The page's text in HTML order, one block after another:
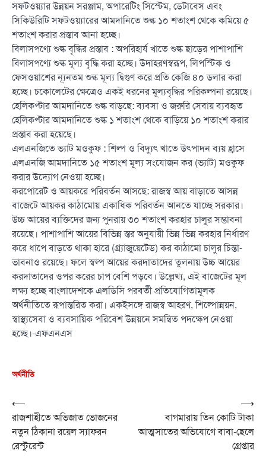
সফটওয়্যার উন্নয়ন সরঞ্জাম, অপারেটিং সিস্টেম, ডেটাবেস এবং
সিকিউরিটি সফটওয়্যারের আমদানিতে শুল্ক ১০ শতাংশ থেকে কমিয়ে ৫
শতাংশ করার প্রস্তাব আনা হচ্ছে।
বিলাসপণ্যে শুল্ক বৃদ্ধির প্রস্তাব : অপরিহার্য খাতে শুল্ক ছাড়ের পাশাপাশি
বিলাসপণ্যে শুল্ক মূল্য বৃদ্ধি করা হচ্ছে। উদাহরণস্বরূপ, লিপস্টিক ও
ফেসওয়াশের ন্যূনতম শুল্ক মূল্য দ্বিগুণ করে প্রতি কেজি ৪০ ডলার করা
হচ্ছে। চকোলেটের ক্ষেত্রেও একই ধরনের মূল্যবৃদ্ধির পরিকল্পনা রয়েছে।
হেলিকপ্টার আমদানিতে শুল্ক বাড়ছে: ব্যবসা ও জরুরি সেবায় ব্যবহৃত
হেলিকপ্টার আমদানিতে শুল্ক ১ শতাংশ থেকে বাড়িয়ে ১০ শতাংশ করার
প্রস্তাব করা হয়েছে।
এলএনজিতে ভ্যাট মওকুফ : শিল্প ও বিদ্যুৎ খাতে উৎপাদন ব্যয় হ্রাসে
এলএনজি আমদানিতে ১৫ শতাংশ মূল্য সংযোজন কর (ভ্যাট) মওকুফ
করার উদ্যোগ নেওয়া হচ্ছে।
করপোরেট ও আয়করে পরিবর্তন আসছে: রাজস্ব আয় বাড়াতে আসন্ন
বাজেটে আয়কর কাঠামোয় একাধিক পরিবর্তন আনতে যাচ্ছে সরকার।
উচ্চ আয়ের ব্যক্তিদের জন্য পুনরায় ৩০ শতাংশ করহার চালুর সম্ভাবনা
রয়েছে। পাশাপাশি আয়ের বিভিন্ন স্তর অনুযায়ী ভিন্ন ভিন্ন করহার নির্ধারণ
করে ধাপে বাড়তে থাকা হারে (গ্র্যাজুয়েটেড) কর কাঠামো চালুর চিন্তা-
ভাবনাও রয়েছে। ফলে স্বল্প আয়ের করদাতাদের তুলনায় উচ্চ আয়ের
করদাতাদের ওপর করের চাপ বেশি পড়বে। উল্লেখ্য, এই বাজেটের মূল
লক্ষ্য হচ্ছে বাংলাদেশকে এলডিসি পরবর্তী প্রতিযোগিতামূলক
অর্থনীতিতে রূপান্তরিত করা। একইসঙ্গে রাজস্ব আহরণ, শিল্পোন্নয়ন,
স্বাস্থ্যসেবা ও ব্যবসায়িক পরিবেশ উন্নয়নে সমন্বিত পদক্ষেপ নেওয়া
হচ্ছে।-এফএনএস
অর্থনীতি
Post
navigation
⟵
রাজশাহীতে অভিজাত ভোজনের
নতুন ঠিকানা রয়েল স্যাফরন
রেস্টুরেন্ট
বাগমারায় তিন কোটি টাকা
আত্মসাতের অভিযোগে বাবা-ছেলে
গ্রেপ্তার
⟶